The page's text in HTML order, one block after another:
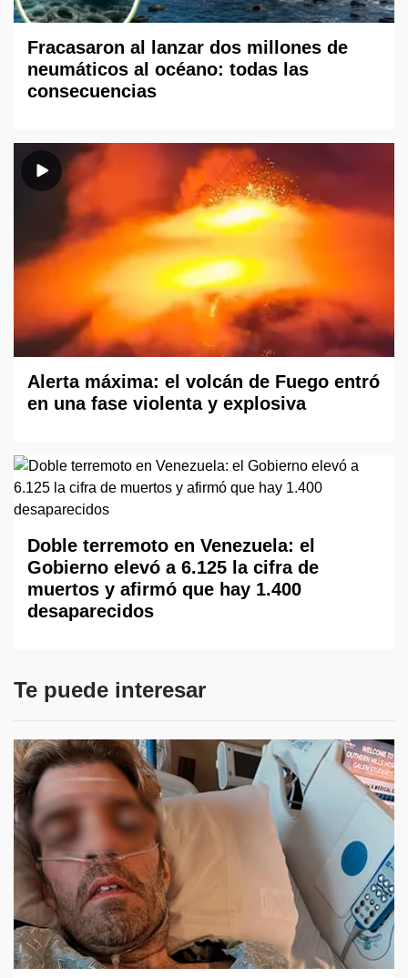
Fracasaron al lanzar dos millones de
neumáticos al océano: todas las
consecuencias
Alerta máxima: el volcán de Fuego entró
en una fase violenta y explosiva
Doble terremoto en Venezuela: el
Gobierno elevó a 6.125 la cifra de
muertos y afirmó que hay 1.400
desaparecidos
Te puede interesar